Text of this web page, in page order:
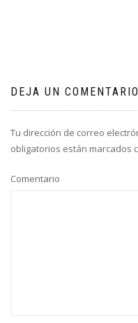
DEJA UN COMENTARIO
Tu dirección de correo
obligatorios están marcados
Comentario